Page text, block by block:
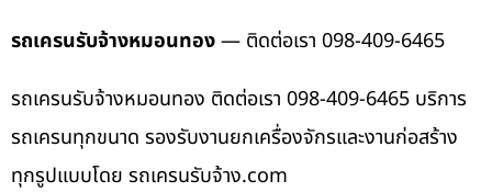
รถเครนรับจ้างหมอนทอง— ติดต่อเรา 098-409-6465
รถเครนรับจ้างหมอนทอง ติดต่อเรา 098-409-6465 บริการ
รถเครนทุกขนาด รองรับงานยกเครื่องจักรและงานก่อสร้าง
ทุกรูปแบบโดย รถเครนรับจ้าง.com